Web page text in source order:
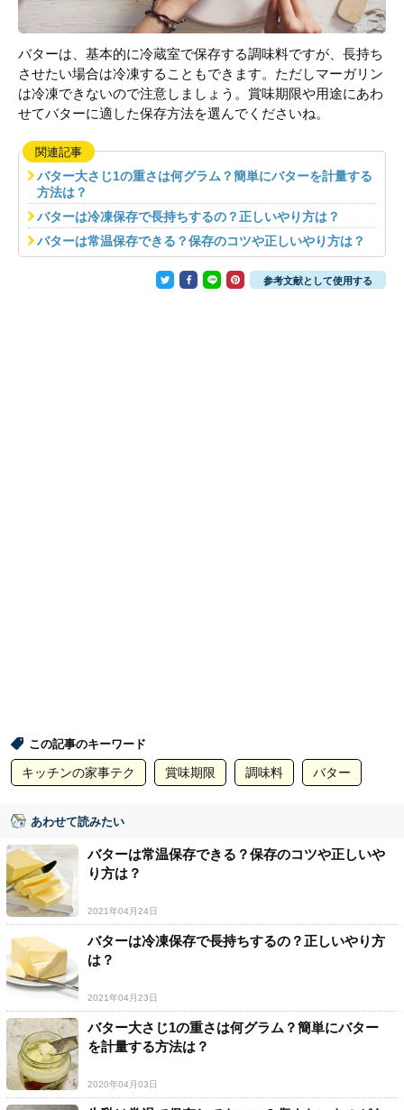
バターは、基本的に冷蔵室で保存する調味料ですが、長持ち
させたい場合は冷凍することもできます。ただしマーガリン
は冷凍できないので注意しましょう。賞味期限や用途にあわ
せてバターに適した保存方法を選んでくださいね。
関連記事
バター大さじ1の重さは何グラム？簡単にバターを計量する
方法は？
バターは冷凍保存で長持ちするの？正しいやり方は？
バターは常温保存できる？保存のコツや正しいやり方は？
参考文献として使用する
この記事のキーワード
キッチンの家事テク 賞味期限 調味料 バター
あわせて読みたい
バターは常温保存できる？保存のコツや正しいや
り方は？
2021年04月24日
バターは冷凍保存で長持ちするの？正しいやり方
は？
2021年04月23日
バター大さじ1の重さは何グラム？簡単にバター
を計量する方法は？
2020年04月03日